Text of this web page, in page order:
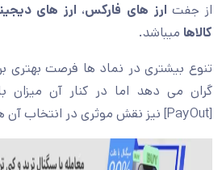
از جفت ارز های فارکس، ارز های
کالاها میباشد.
تنوع بیشتری در نماد ها فرصت بهتری
گران می دهد اما در کنار آن میزان
[PayOut] نیز نقش موثری در انتخاب آن ها دارد.